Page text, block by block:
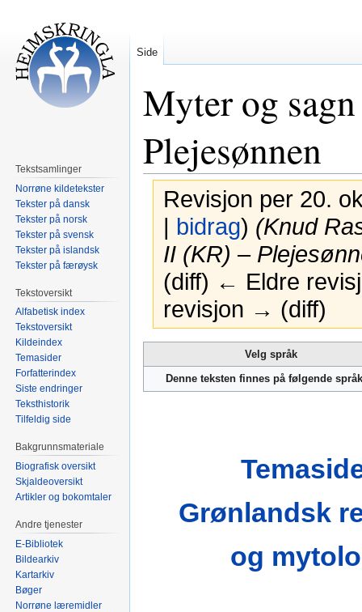
Myter og
Plejesønnen
Revisjon per 20.
| bidrag) (Knud
II (KR) –
(diff) ← Eldre
revisjon → (diff)
til
navigering
til
Velg språk
Denne teksten finnes på følgende
Grønlandsk
og
Side
Tekstsamlinger
Norrøne kildetekster
Tekster på dansk
Tekster på norsk
Tekster på svensk
Tekster på islandsk
Tekster på færøysk
Tekstoversikt
Alfabetisk index
Tekstoversikt
Kildeindex
Temasider
Forfatterindex
Siste endringer
Teksthistorik
Tilfeldig side
Bakgrunnsmateriale
Biografisk oversikt
Skjaldeoversikt
Artikler og bokomtaler
Andre tjenester
E-Bibliotek
Bildearkiv
Kartarkiv
Bøger
Norrøne læremidler